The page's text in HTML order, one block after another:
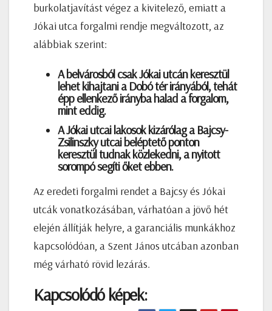
burkolatjavítást végez a kivitelező, emiatt a
Jókai utca forgalmi rendje megváltozott, az
alábbiak szerint:
A belvárosból csak Jókai utcán keresztül
lehet kihajtani a Dobó tér irányából, tehát
épp ellenkező irányba halad a forgalom,
mint eddig.
A Jókai utcai lakosok kizárólag a Bajcsy-
Zsilinszky utcai beléptető ponton
keresztül tudnak közlekedni, a nyitott
sorompó segíti őket ebben.
Az eredeti forgalmi rendet a Bajcsy és Jókai
utcák vonatkozásában, várhatóan a jövő hét
elején állítják helyre, a garanciális munkákhoz
kapcsolódóan, a Szent János utcában azonban
még várható rövid lezárás.
Kapcsolódó képek: